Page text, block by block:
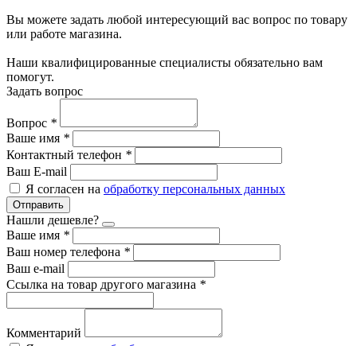
Вы можете задать любой интересующий вас вопрос по товару
или работе магазина.
Наши квалифицированные специалисты обязательно вам
помогут.
Задать вопрос
Вопрос *
Ваше имя *
Контактный телефон *
Ваш E-mail
Я согласен на обработку персональных данных
Отправить
Нашли дешевле?
Ваше имя *
Ваш номер телефона *
Ваш e-mail
Ссылка на товар другого магазина *
Комментарий